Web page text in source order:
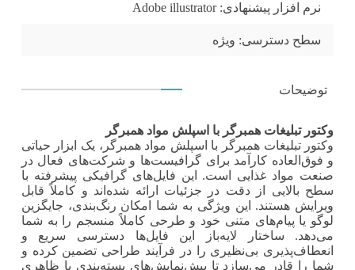
نرم افزار پیشنهادی: Adobe illustrator
سطح دسترسی: ویژه
توضیحات
وکتور تبلیغات همبرگر با اسپلش مواد همبرگر
وکتور تبلیغات همبرگر با اسپلش مواد همبرگر، یک ابزار حیاتی
و فوق‌العاده کارآمد برای گرافیست‌ها و شرکت‌های فعال در
صنعت مواد غذایی است. این فایل‌های گرافیکی پیشرفته با
سطح بالایی از دقت در جزئیات ارائه شده‌اند و کاملاً قابل
ویرایش هستند. این ویژگی به شما امکان رنگ‌بندی، جایگزین
لوگو یا پیام‌های متنی خود و طرحی کاملاً منسجم را به شما
می‌دهد. ساختار لایه‌باز این فایل‌ها دسترسی سریع و
انعطاف‌پذیری بی‌نظیری را در فرآیند طراحی تضمین کرده و
شما را قادر می‌سازد تا پیش‌نمایش‌های بسته‌بندی با ظاهری